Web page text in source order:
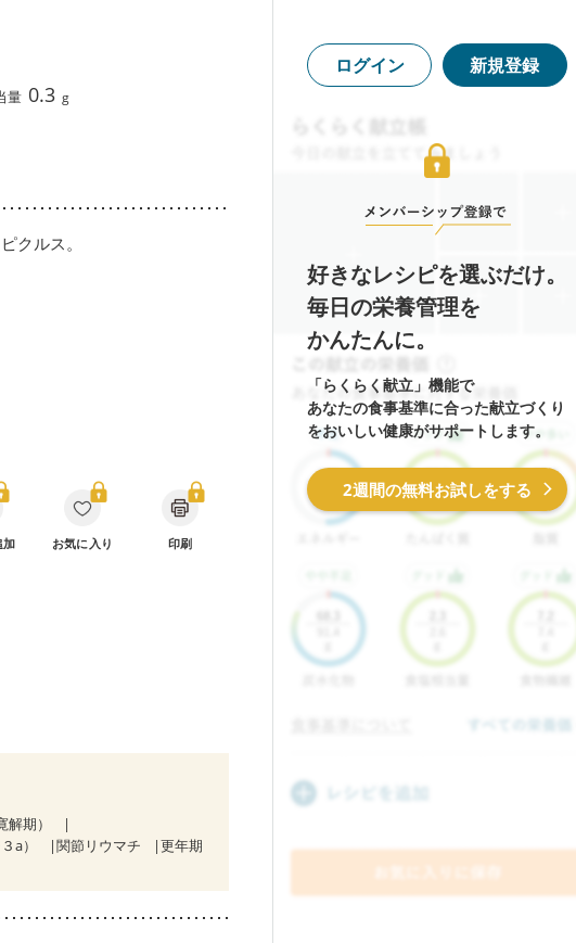
量 0.3 g
クルス。
加 お気に入り 印刷
期）
a） 関節リウマチ 更年期
ログイン 新規登録
好きなレシピを選ぶだけ。
毎日の栄養管理を
かんたんに。
「らくらく献立」機能で
あなたの食事基準に合った献立づくり
をおいしい健康がサポートします。
2週間の無料お試しをする